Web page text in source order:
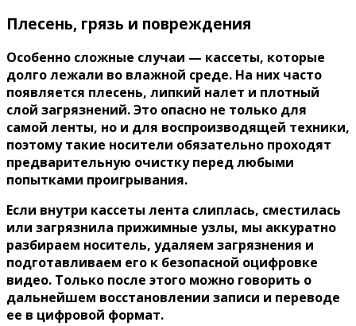
Плесень, грязь и повреждения
Особенно сложные случаи — кассеты, которые
долго лежали во влажной среде. На них часто
появляется плесень, липкий налет и плотный
слой загрязнений. Это опасно не только для
самой ленты, но и для воспроизводящей техники,
поэтому такие носители обязательно проходят
предварительную очистку перед любыми
попытками проигрывания.
Если внутри кассеты лента слиплась, сместилась
или загрязнила прижимные узлы, мы аккуратно
разбираем носитель, удаляем загрязнения и
подготавливаем его к безопасной оцифровке
видео. Только после этого можно говорить о
дальнейшем восстановлении записи и переводе
ее в цифровой формат.